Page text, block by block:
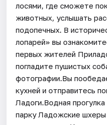
лосями, где сможете
животных, услышать
подопечных. В
лопарей» вы
первых жителей
погладите пушистых
фотографии.Вы
кухней и отправитесь
Ладоги.Водная
парку Ладожские шхеры